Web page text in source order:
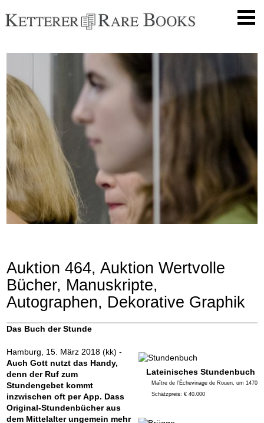
Auktion 464, Auktion Wertvolle
Bücher, Manuskripte,
Autographen, Dekorative Graphik
Das Buch der Stunde
Lateinisches Stundenbuch
Maître de l’Échevinage de Rouen, um 1470
Schätzpreis: € 40.000
Hamburg, 15. März 2018 (kk) -
Auch Gott nutzt das Handy,
denn der Ruf zum
Stundengebet kommt
inzwischen oft per App. Dass
Original-Stundenbücher aus
dem Mittelalter ungemein mehr